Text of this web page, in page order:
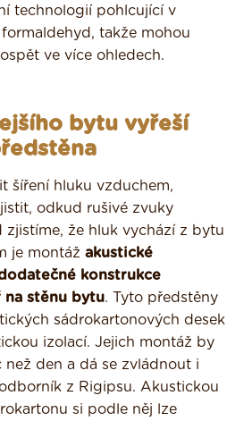
technologií pohlcující v
takže mohou
ve více ohledech.
bytu vyřeší
šíření hluku vzduchem,
odkud rušivé zvuky
zjistíme, že hluk vychází z bytu
je montáž akustické
konstrukce
na stěnu bytu. Tyto předstěny
sádrokartonových desek
izolací. Jejich montáž by
než den a dá se zvládnout i
z Rigipsu. Akustickou
si podle něj lze